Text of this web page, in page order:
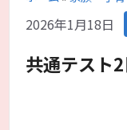
2026年1月18日
共通テスト2